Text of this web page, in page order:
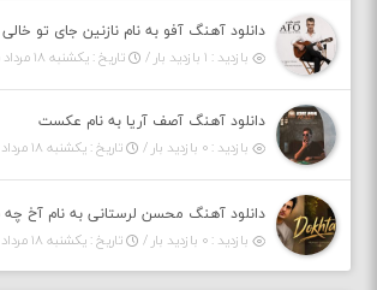
دانلود آهنگ آفو به نام نازنین جای تو خالی
بازدید : ۱ بازدید بار /
تاریخ : یکشنبه ۱۸ مرداد ۱۴۰۵
دانلود آهنگ آصف آریا به نام عکست
بازدید : ۰ بازدید بار /
تاریخ : یکشنبه ۱۸ مرداد ۱۴۰۵
بازدید : ۰ بازدید بار /
تاریخ : یکشنبه ۱۸ مرداد ۱۴۰۵